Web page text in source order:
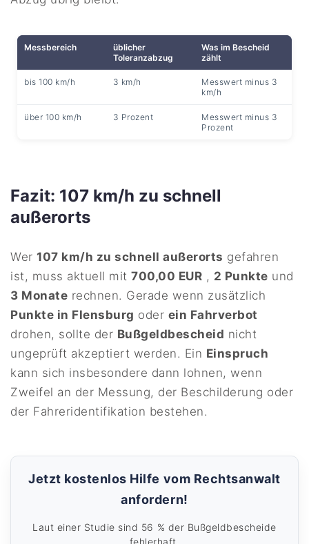
Messbereich
üblicher
Toleranzabzug
Was im Bescheid
zählt
bis 100 km/h 3 km/h
Messwert minus 3
km/h
über 100 km/h 3 Prozent
Messwert minus 3
Prozent
Fazit: 107 km/h zu schnell
außerorts
Wer107 km/h zu schnell außerorts gefahren
ist, muss aktuell mit700,00 EUR , 2 Punkte und
3 Monate rechnen. Gerade wenn zusätzlich
Punkte in Flensburg oder ein Fahrverbot
drohen, sollte der Bußgeldbescheid nicht
ungeprüft akzeptiert werden. Ein Einspruch
kann sich insbesondere dann lohnen, wenn
Zweifel an der Messung, der Beschilderung oder
der Fahreridentifikation bestehen.
Jetzt kostenlos Hilfe vom Rechtsanwalt
anfordern!
Laut einer Studie sind 56 % der Bußgeldbescheide